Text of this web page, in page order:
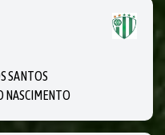
SANTOS
NASCIMENTO